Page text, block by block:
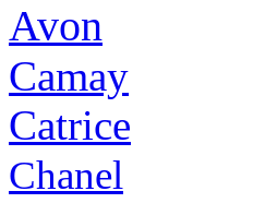
Avon
Camay
Catrice
Chanel